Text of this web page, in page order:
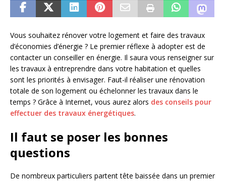
Vous souhaitez rénover votre logement et faire des travaux
d’économies d’énergie ? Le premier réflexe à adopter est de
contacter un conseiller en énergie. Il saura vous renseigner sur
les travaux à entreprendre dans votre habitation et quelles
sont les priorités à envisager. Faut-il réaliser une rénovation
totale de son logement ou échelonner les travaux dans le
temps ? Grâce à Internet, vous aurez alors des conseils pour
effectuer des travaux énergétiques.
Il faut se poser les bonnes
questions
De nombreux particuliers partent tête baissée dans un premier